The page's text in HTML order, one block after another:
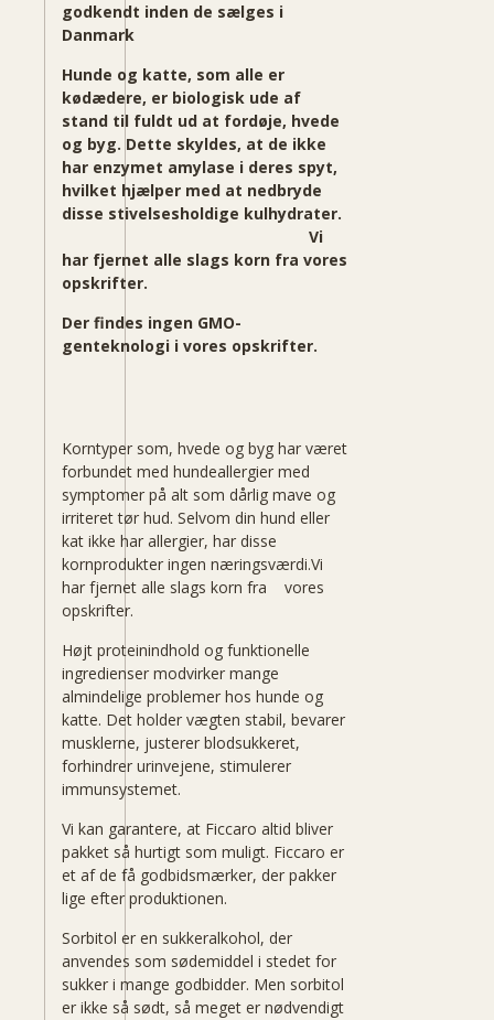
godkendt inden de sælges i
Danmark
Hunde og katte, som alle er
kødædere, er biologisk ude af
stand til fuldt ud at fordøje, hvede
og byg. Dette skyldes, at de ikke
har enzymet amylase i deres spyt,
hvilket hjælper med at nedbryde
disse stivelsesholdige kulhydrater.
Vi
har fjernet alle slags korn fra vores
opskrifter.
Der findes ingen GMO-
genteknologi i vores opskrifter.
Korntyper som, hvede og byg har været
forbundet med hundeallergier med
symptomer på alt som dårlig mave og
irriteret tør hud. Selvom din hund eller
kat ikke har allergier, har disse
kornprodukter ingen næringsværdi.Vi
har fjernet alle slags korn fra vores
opskrifter.
Højt proteinindhold og funktionelle
ingredienser modvirker mange
almindelige problemer hos hunde og
katte. Det holder vægten stabil, bevarer
musklerne, justerer blodsukkeret,
forhindrer urinvejene, stimulerer
immunsystemet.
Vi kan garantere, at Ficcaro altid bliver
pakket så hurtigt som muligt. Ficcaro er
et af de få godbidsmærker, der pakker
lige efter produktionen.
Sorbitol er en sukkeralkohol, der
anvendes som sødemiddel i stedet for
sukker i mange godbidder. Men sorbitol
er ikke så sødt, så meget er nødvendigt